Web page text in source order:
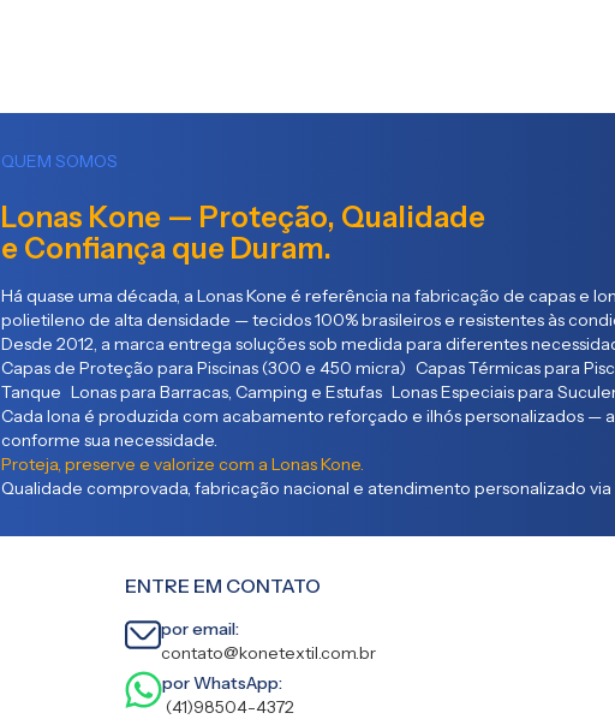
QUEM SOMOS
Lonas Kone — Proteção, Qualidade
e Confiança que Duram.
Há quase uma década, a Lonas Kone é referência na fabricação de capas e
polietileno de alta densidade — tecidos 100% brasileiros e resistentes às
Desde 2012, a marca entrega soluções sob medida para diferentes
Capas de Proteção para Piscinas (300 e 450 micra) Capas Térmicas para
Tanque Lonas para Barracas, Camping e Estufas Lonas Especiais para
Cada lona é produzida com acabamento reforçado e ilhós personalizados —
conforme sua necessidade.
Proteja, preserve e valorize com a Lonas Kone.
Qualidade comprovada, fabricação nacional e atendimento personalizado
ENTRE EM CONTATO
por email:
contato@konetextil.com.br
por WhatsApp:
(41)98504-4372